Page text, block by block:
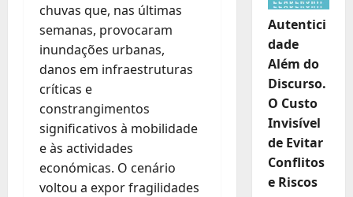
chuvas que, nas últimas
semanas, provocaram
inundações urbanas,
danos em infraestruturas
críticas e
constrangimentos
significativos à mobilidade
e às actividades
económicas. O cenário
voltou a expor fragilidades
Autentici
dade
Além do
Discurso.
O Custo
Invisível
de Evitar
Conflitos
e Riscos